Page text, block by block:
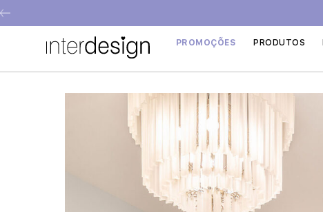
PROMOÇÕES PRODUTOS